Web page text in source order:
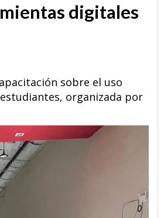
digitales
sobre el uso
organizada por